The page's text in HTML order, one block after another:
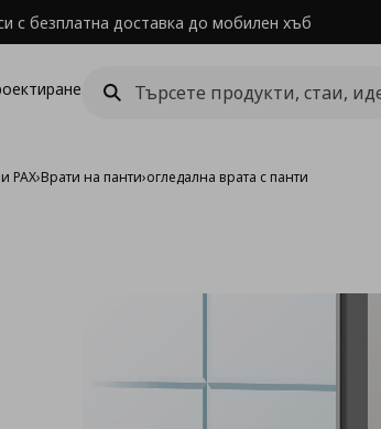
с безплатна доставка до мобилен хъб
PAX›Врати на панти›огледална врата с панти